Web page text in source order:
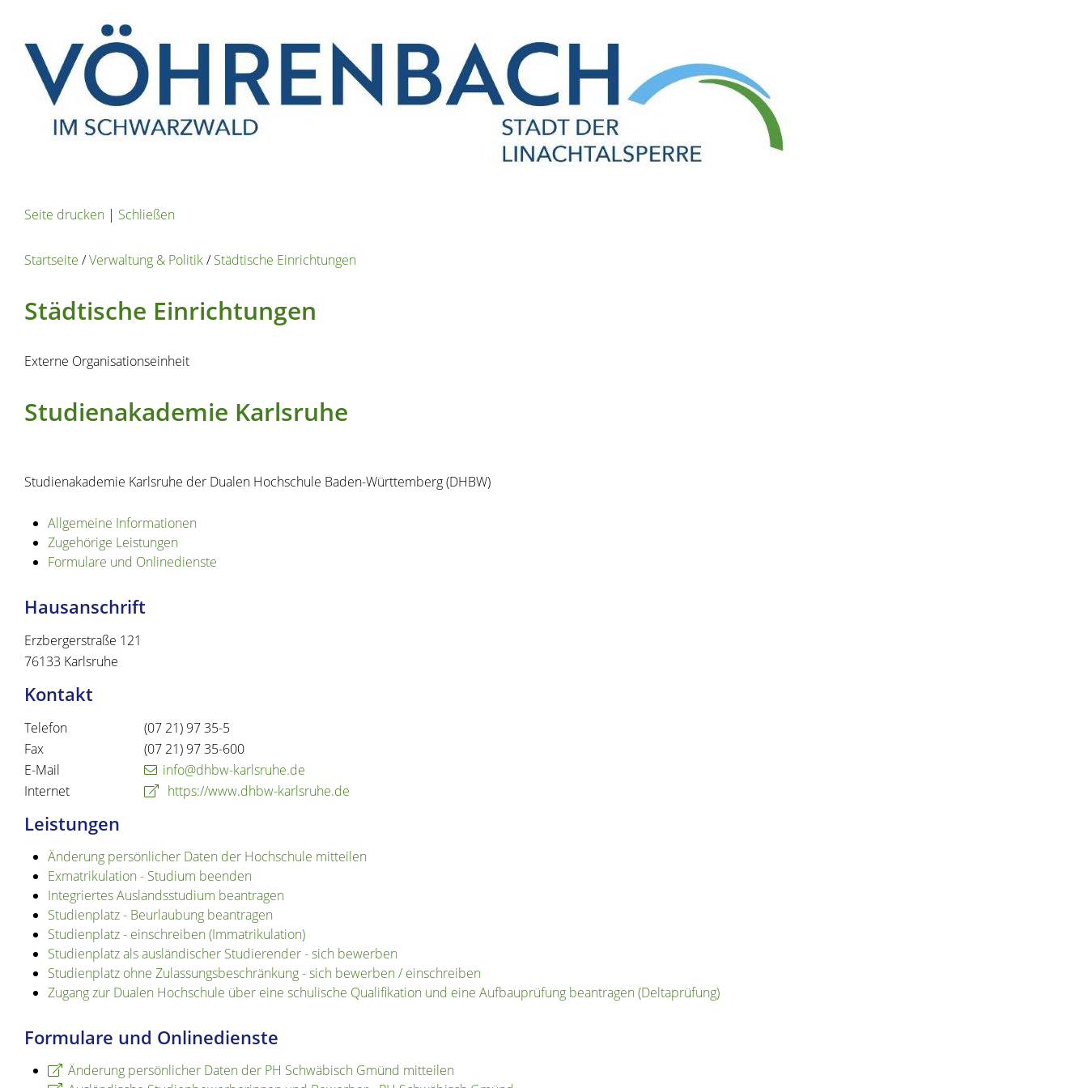
Seite drucken | Schließen
Startseite /Verwaltung & Politik/Städtische Einrichtungen
Städtische Einrichtungen
Externe Organisationseinheit
Studienakademie Karlsruhe
Studienakademie Karlsruhe der Dualen Hochschule Baden-Württemberg (DHBW)
Allgemeine Informationen
Zugehörige Leistungen
Formulare und Onlinedienste
Hausanschrift
Erzbergerstraße 121
76133 Karlsruhe
Kontakt
Telefon (07 21) 9735-5
Fax
(07 21) 9735-600
E-Mail
info@dhbw-karlsruhe.de
Internet
https://www.dhbw-karlsruhe.de
Leistungen
Änderung persönlicher Daten der Hochschule mitteilen
Exmatrikulation - Studium beenden
Integriertes Auslandsstudium beantragen
Studienplatz - Beurlaubung beantragen
Studienplatz - einschreiben (Immatrikulation)
Studienplatz als ausländischer Studierender - sich bewerben
Studienplatz ohne Zulassungsbeschränkung - sich bewerben / einschreiben
Zugang zur Dualen Hochschule über eine schulische Qualifikation und eine Aufbauprüfung beantragen (Deltaprüfung)
Formulare und Onlinedienste
Änderung persönlicher Daten der PH Schwäbisch Gmünd mitteilen